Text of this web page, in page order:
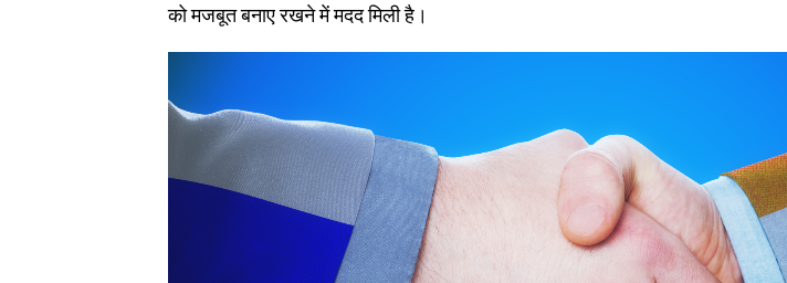
को मजबूत बनाए रखने में मदद मिली है।